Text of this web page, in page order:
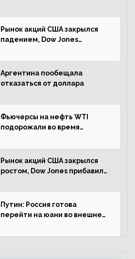
Рынок акций США закрылся
падением, Dow Jones
Аргентина пообещала
отказаться от доллара
Фьючерсы на нефть WTI
подорожали во время
Рынок акций США закрылся
ростом, Dow Jones прибавил
Путин: Россия готова
перейти на юани во внешней